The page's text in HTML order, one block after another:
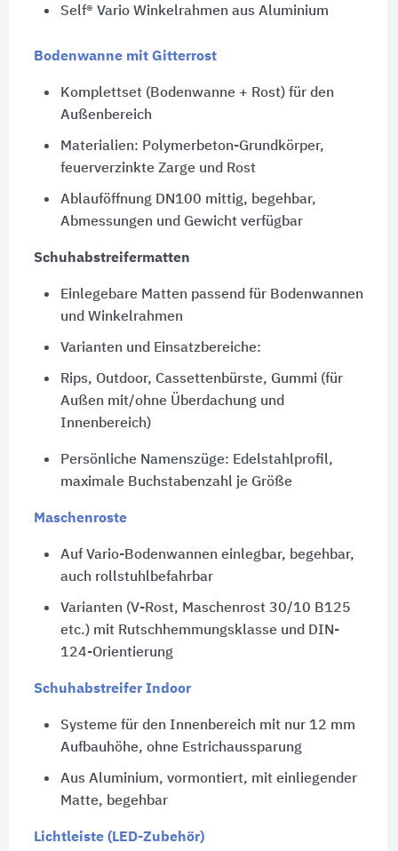
Self® Vario Winkelrahmen aus Aluminium
Bodenwanne mit Gitterrost
Komplettset (Bodenwanne + Rost) für den
Außenbereich
Materialien: Polymerbeton-Grundkörper,
feuerverzinkte Zarge und Rost
Ablauföffnung DN100 mittig, begehbar,
Abmessungen und Gewicht verfügbar
Schuhabstreifermatten
Einlegebare Matten passend für Bodenwannen
und Winkelrahmen
Varianten und Einsatzbereiche:
Rips, Outdoor, Cassettenbürste, Gummi (für
Außen mit/ohne Überdachung und
Innenbereich)
Persönliche Namenszüge: Edelstahlprofil,
maximale Buchstabenzahl je Größe
Maschenroste
Auf Vario-Bodenwannen einlegbar, begehbar,
auch rollstuhlbefahrbar
Varianten (V-Rost, Maschenrost 30/10 B125
etc.) mit Rutschhemmungsklasse und DIN-
124-Orientierung
Schuhabstreifer Indoor
Systeme für den Innenbereich mit nur 12 mm
Aufbauhöhe, ohne Estrich­aussparung
Aus Aluminium, vormontiert, mit einliegender
Matte, begehbar
Lichtleiste (LED-Zubehör)